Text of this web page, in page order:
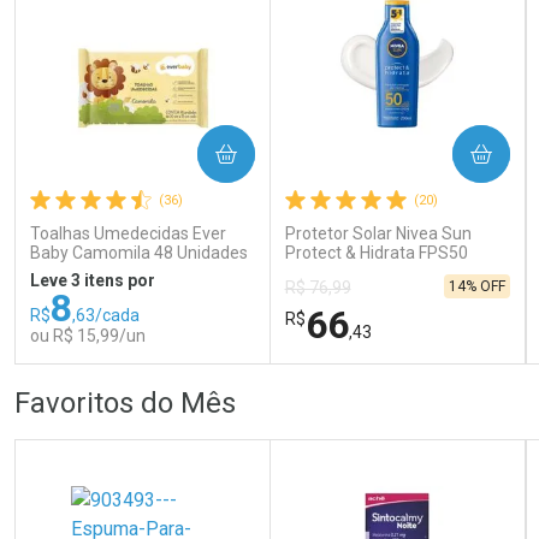
Comprar sem Desconto
Por R$ 159,59/cada
Comprar sem Desconto
Por R$ 159,59/cada
Comprar sem Desconto
Por R$ 139,90/cada
Comprar sem Desconto
Por R$ 139,90/cada
(36)
Toalhas Umedecidas Ever
Baby Camomila 48 Unidades
Leve 3 itens por
R$8,63/cada
ou R$ 15,99/un
COMPRAR
Por Menos
(20)
Protetor Solar Nivea Sun
Protect & Hidrata FPS50
R$ 76,99
R$66,43
14% OFF
COMPRAR
Por Menos
Favoritos do Mês